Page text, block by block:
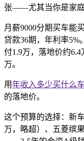
张——尤其当你是家庭
月薪9000分期买车能
贷款36期，年利率5%
付1.9万，落地价约
万。
用年收入多少买什么
的落地价。
这个预算的选择：新
万，略超）、五菱缤